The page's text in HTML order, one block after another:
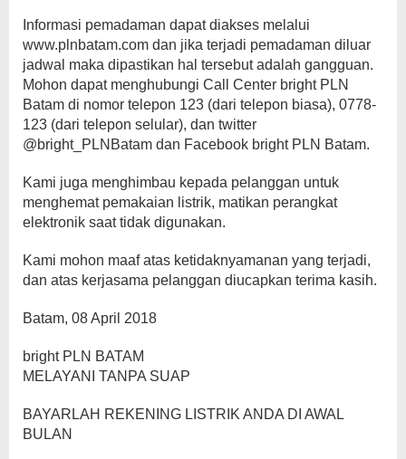
Informasi pemadaman dapat diakses melalui
www.plnbatam.com dan jika terjadi pemadaman diluar
jadwal maka dipastikan hal tersebut adalah gangguan.
Mohon dapat menghubungi Call Center bright PLN
Batam di nomor telepon 123 (dari telepon biasa), 0778-
123 (dari telepon selular), dan twitter
@bright_PLNBatam dan Facebook bright PLN Batam.
Kami juga menghimbau kepada pelanggan untuk
menghemat pemakaian listrik, matikan perangkat
elektronik saat tidak digunakan.
Kami mohon maaf atas ketidaknyamanan yang terjadi,
dan atas kerjasama pelanggan diucapkan terima kasih.
Batam, 08 April 2018
bright PLN BATAM
MELAYANI TANPA SUAP
BAYARLAH REKENING LISTRIK ANDA DI AWAL
BULAN